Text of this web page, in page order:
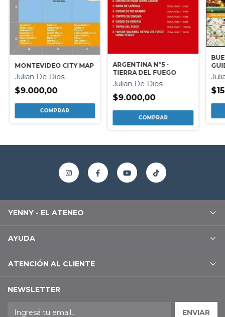
MONTEVIDEO CITY MAP
Julian De Dios
$9.000,00
ARGENTINA Nº5 -
TIERRA DEL FUEGO
Julian De Dios
$9.000,00
YENNY - EL ATENEO
AYUDA
ATENCIÓN AL CLIENTE
NEWSLETTER